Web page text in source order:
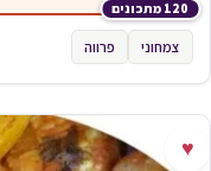
120 מתכונים
צמחוני פרווה
♥